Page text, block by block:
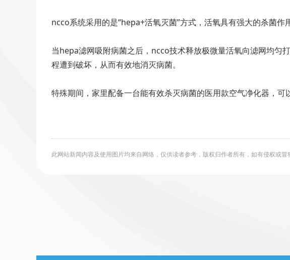
ncco系统采用的是“hepa+活氧灭菌”方式，活氧具有强大的杀菌作用
当hepa滤网吸附病菌之后，ncco技术释放极微量活氧向滤网均匀
程遭到破坏，从而有效地消灭病菌。
特殊期间，家里配备一台能有效杀灭病菌的医用款空气净化器，
此网站新闻内容及使用图片均来自网络，仅供读者参考，版权归作者所有，如有侵权或